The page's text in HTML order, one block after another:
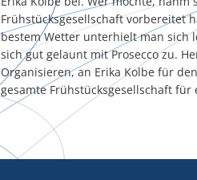
Frühstücksgesellschaft vorbereitet
bestem Wetter unterhielt man sich
sich gut gelaunt mit Prosecco zu.
Organisieren, an Erika Kolbe für
gesamte Frühstücksgesellschaft